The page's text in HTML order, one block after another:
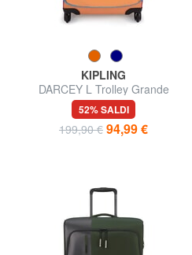
KIPLING
DARCEY L Trolley Grande
52% SALDI
199,90 € 94,99 €